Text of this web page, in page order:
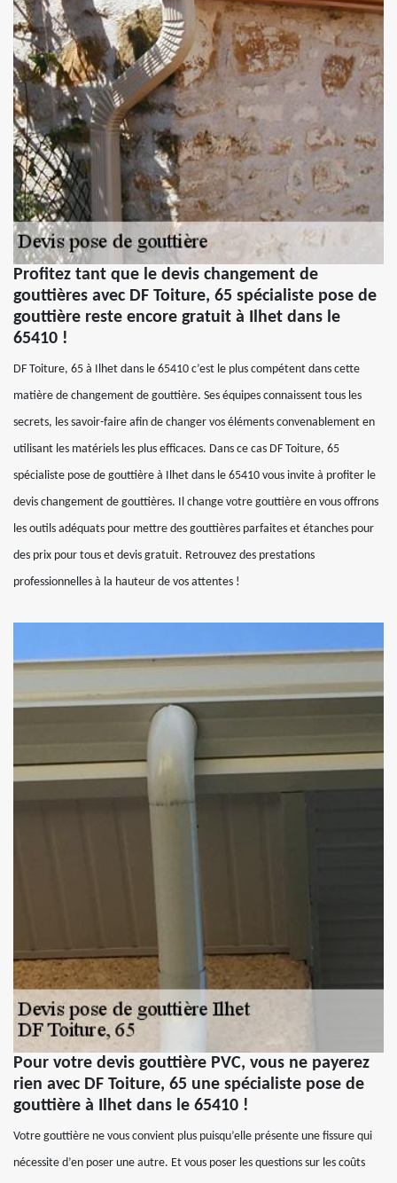
Profitez tant que le devis changement de
gouttières avec DF Toiture, 65 spécialiste pose de
gouttière reste encore gratuit à Ilhet dans le
65410 !
DF Toiture, 65 à Ilhet dans le 65410 c’est le plus compétent dans cette
matière de changement de gouttière. Ses équipes connaissent tous les
secrets, les savoir-faire afin de changer vos éléments convenablement en
utilisant les matériels les plus efficaces. Dans ce cas DF Toiture, 65
spécialiste pose de gouttière à Ilhet dans le 65410 vous invite à profiter le
devis changement de gouttières. Il change votre gouttière en vous offrons
les outils adéquats pour mettre des gouttières parfaites et étanches pour
des prix pour tous et devis gratuit. Retrouvez des prestations
professionnelles à la hauteur de vos attentes !
Pour votre devis gouttière PVC, vous ne payerez
rien avec DF Toiture, 65 une spécialiste pose de
gouttière à Ilhet dans le 65410 !
Votre gouttière ne vous convient plus puisqu’elle présente une fissure qui
nécessite d’en poser une autre. Et vous poser les questions sur les coûts